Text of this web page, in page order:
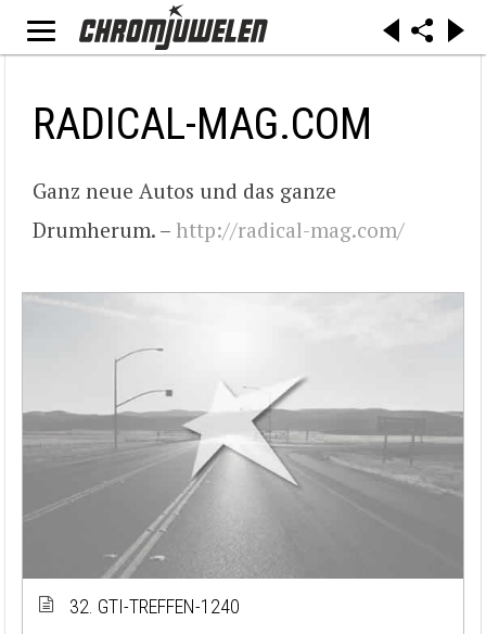
RADICAL-MAG.COM
Ganz neue Autos und das ganze
Drumherum. – http://radical-mag.com/
32. GTI-TREFFEN-1240